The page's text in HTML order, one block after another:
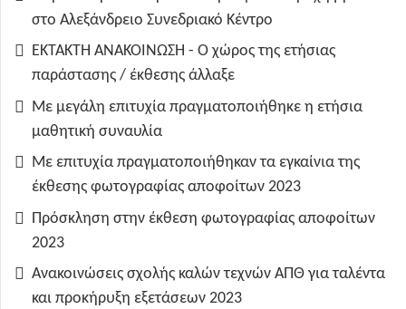
στο Αλεξάνδρειο Συνεδριακό Κέντρο
ΕΚΤΑΚΤΗ ΑΝΑΚΟΙΝΩΣΗ - Ο χώρος της ετήσιας
παράστασης / έκθεσης άλλαξε
Με μεγάλη επιτυχία πραγματοποιήθηκε η ετήσια
μαθητική συναυλία
Με επιτυχία πραγματοποιήθηκαν τα εγκαίνια της
έκθεσης φωτογραφίας αποφοίτων 2023
Πρόσκληση στην έκθεση φωτογραφίας αποφοίτων
2023
Ανακοινώσεις σχολής καλών τεχνών ΑΠΘ για ταλέντα
και προκήρυξη εξετάσεων 2023